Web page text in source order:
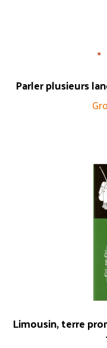
Parler plusieurs
Limousin, terre